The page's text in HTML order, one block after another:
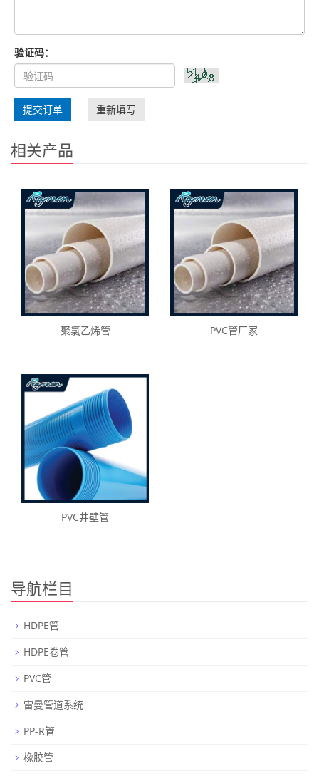
验证码：
提交订单 重新填写
相关产品
聚氯乙烯管 PVC管厂家
PVC井壁管
导航栏目
HDPE管
HDPE卷管
PVC管
雷曼管道系统
PP-R管
橡胶管